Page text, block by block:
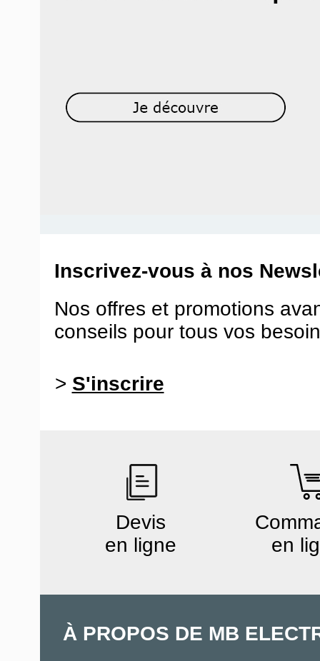
Inscrivez-vous à nos
Nos offres et promotions
conseils pour tous vos
> S'inscrire
Devis
en ligne
en
À PROPOS DE MB